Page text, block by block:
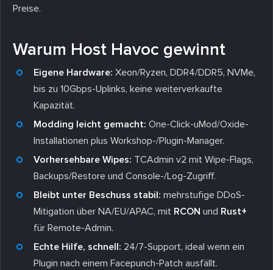
Preise.
Warum Host Havoc gewinnt
Eigene Hardware: Xeon/Ryzen, DDR4/DDR5, NVMe,
bis zu 10Gbps-Uplinks, keine weiterverkaufte
Kapazität.
Modding leicht gemacht: One-Click-uMod/Oxide-
Installationen plus Workshop-/Plugin-Manager.
Vorhersehbare Wipes: TCAdmin v2 mit Wipe-Flags,
Backups/Restore und Console-/Log-Zugriff.
Bleibt unter Beschuss stabil: mehrstufige DDoS-
Mitigation über NA/EU/APAC, mit RCON und Rust+
für Remote-Admin.
Echte Hilfe, schnell: 24/7-Support, ideal wenn ein
Plugin nach einem Facepunch-Patch ausfällt.